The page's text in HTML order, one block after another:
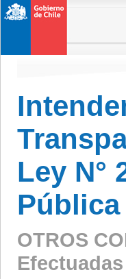
Ley N°
Pública
OTROS